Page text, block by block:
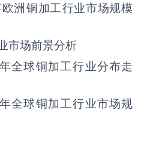
洲‌‌‌‌‌‌‌铜加工‌‌‌‌‌‌‌‌‌‌‌‌‌‌‌‌‌‌‌行业市场规模
市场前景分析
年全球‌‌‌‌‌‌‌铜加工‌‌‌‌‌‌‌‌‌‌‌‌‌‌‌‌‌‌‌行业分布走
年全球‌‌‌‌‌‌‌铜加工‌‌‌‌‌‌‌‌‌‌‌‌‌‌‌‌‌‌‌行业市场规